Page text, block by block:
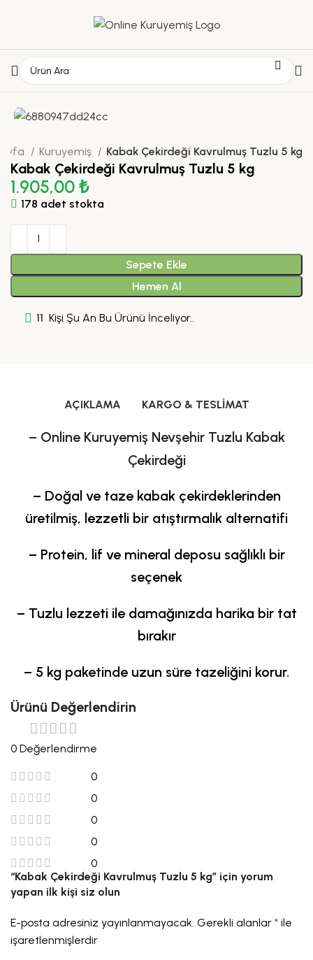
Kuruyemiş Kabak Çekirdeği Kavrulmuş Tuzlu 5 kg
Kabak Çekirdeği Kavrulmuş Tuzlu 5 kg
1.905,00₺
178 adet stokta
Sepete Ekle
Hemen Al
11 Kişi Şu An Bu Ürünü İnceliyor..
AÇIKLAMA KARGO & TESLIMAT
– Online Kuruyemiş Nevşehir Tuzlu Kabak
Çekirdeği
– Doğal ve taze kabak çekirdeklerinden
üretilmiş, lezzetli bir atıştırmalık alternatifi
– Protein, lif ve mineral deposu sağlıklı bir
seçenek
– Tuzlu lezzeti ile damağınızda harika bir tat
bırakır
– 5 kg paketinde uzun süre tazeliğini korur.
Ürünü Değerlendirin
0 Değerlendirme
0
0
0
0
0
“Kabak Çekirdeği Kavrulmuş Tuzlu 5 kg” için yorum
yapan ilk kişi siz olun
E-posta adresiniz yayınlanmayacak. Gerekli alanlar* ile
işaretlenmişlerdir